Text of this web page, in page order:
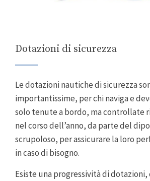
Dotazioni di sicurezza
Le dotazioni nautiche di sicurezza
importantissime, per chi naviga e
solo tenute a bordo, ma controllate
nel corso dell’anno, da parte del
scrupoloso, per assicurare la loro
in caso di bisogno.
Esiste una progressività di dotazioni,